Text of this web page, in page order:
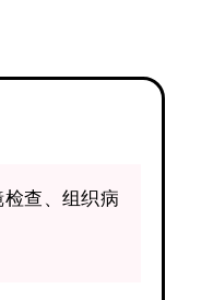
查、组织病